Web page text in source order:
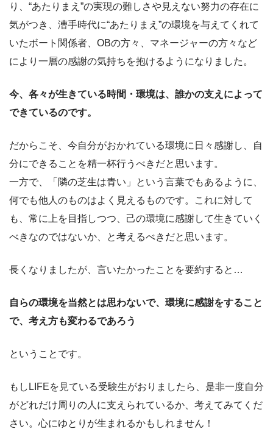
り、“あたりまえ”の実現の難しさや見えない努力の存在に
気がつき、漕手時代に“あたりまえ”の環境を与えてくれて
いたボート関係者、OBの方々、マネージャーの方々など
により一層の感謝の気持ちを抱けるようになりました。
今、各々が生きている時間・環境は、誰かの支えによって
できているのです。
だからこそ、今自分がおかれている環境に日々感謝し、自
分にできることを精一杯行うべきだと思います。
一方で、「隣の芝生は青い」という言葉でもあるように、
何でも他人のものはよく見えるものです。これに対して
も、常に上を目指しつつ、己の環境に感謝して生きていく
べきなのではないか、と考えるべきだと思います。
長くなりましたが、言いたかったことを要約すると…
自らの環境を当然とは思わないで、環境に感謝をすること
で、考え方も変わるであろう
ということです。
もしLIFEを見ている受験生がおりましたら、是非一度自分
がどれだけ周りの人に支えられているか、考えてみてくだ
さい。心にゆとりが生まれるかもしれません！